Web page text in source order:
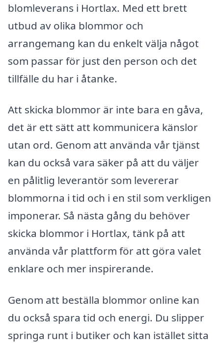
blomleverans i Hortlax. Med ett brett
utbud av olika blommor och
arrangemang kan du enkelt välja något
som passar för just den person och det
tillfälle du har i åtanke.
Att skicka blommor är inte bara en gåva,
det är ett sätt att kommunicera känslor
utan ord. Genom att använda vår tjänst
kan du också vara säker på att du väljer
en pålitlig leverantör som levererar
blommorna i tid och i en stil som verkligen
imponerar. Så nästa gång du behöver
skicka blommor i Hortlax, tänk på att
använda vår plattform för att göra valet
enklare och mer inspirerande.
Genom att beställa blommor online kan
du också spara tid och energi. Du slipper
springa runt i butiker och kan istället sitta